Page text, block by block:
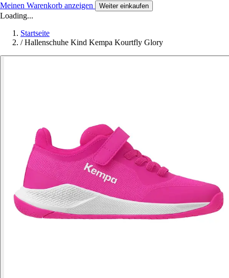
Meinen Warenkorb anzeigen Weiter einkaufen
Loading...
Startseite
/ Hallenschuhe Kind Kempa Kourtfly Glory